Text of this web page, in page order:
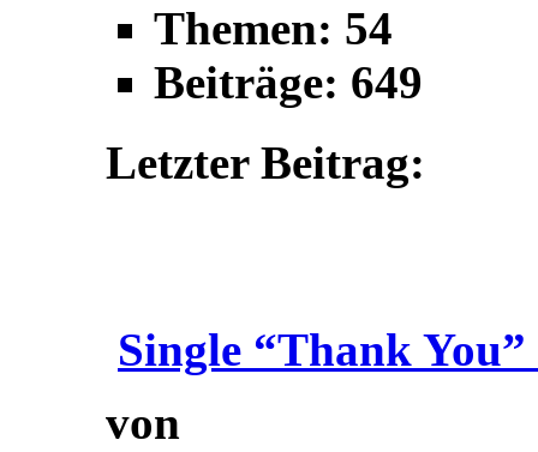
Themen: 54
Beiträge: 649
Letzter Beitrag:
Single “Thank
von